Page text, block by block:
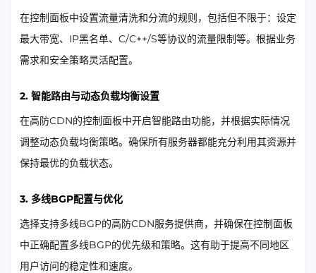
在控制面板中设置流量清洗和分流的规则，包括但不限于：设定
最大带宽、IP黑名单、C/C++/S等协议的流量限制等。根据业务
需求和安全策略灵活配置。
2. 智能路由与动态负载均衡设置
在高防CDN的控制面板中开启智能路由功能，并根据实际情况
调整动态负载均衡策略。确保所有服务器都能充分利用其资源并
保持最优的负载状态。
3. 多线BGP配置与优化
选择支持多线BGP的高防CDN服务提供商，并确保在控制面板
中正确配置多线BGP的优先级和策略。这有助于提高不同地区
用户访问的稳定性和速度。